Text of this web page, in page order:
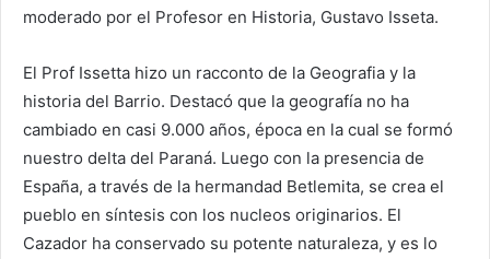
moderado por el Profesor en Historia, Gustavo Isseta.
El Prof Issetta hizo un racconto de la Geografia y la
historia del Barrio. Destacó que la geografía no ha
cambiado en casi 9.000 años, época en la cual se formó
nuestro delta del Paraná. Luego con la presencia de
España, a través de la hermandad Betlemita, se crea el
pueblo en síntesis con los nucleos originarios. El
Cazador ha conservado su potente naturaleza, y es lo